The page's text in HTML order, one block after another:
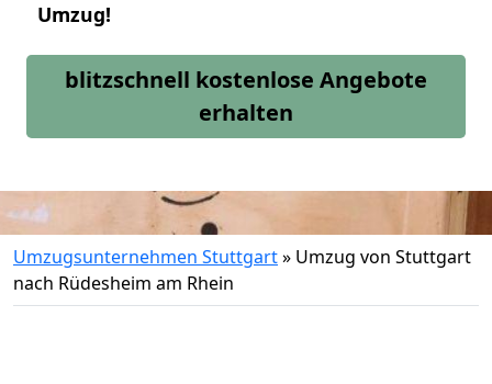
Umzug!
blitzschnell kostenlose Angebote
erhalten
Umzugsunternehmen Stuttgart» Umzug von Stuttgart
nach Rüdesheim am Rhein